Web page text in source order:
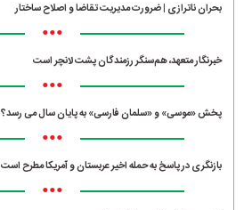
بحران ناترازی | ضرورت مدیریت تقاضا و اصلاح ساختار
•••
خبرنگار متعهد، هم‌سنگر رزمندگان پشت لانچر است
•••
پخش «موسی» و «سلمان فارسی» به پایان سال می رسد؟
•••
بازنگری در پاسخ به حمله اخیر عربستان و آمریکا مطرح است
•••